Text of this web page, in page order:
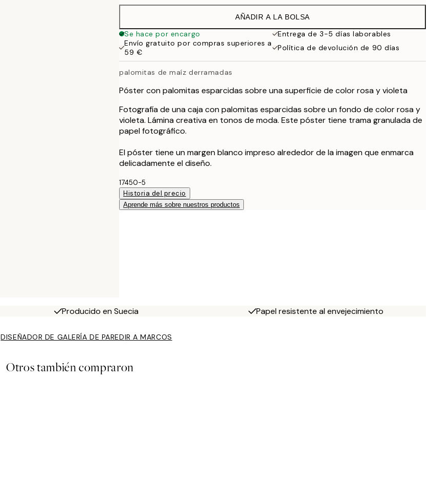
32,45 €
AÑADIR A LA BOLSA
Se hace por encargo
Entrega de 3-5 días laborables
Envío gratuito por compras superiores a
59 €
Política de devolución de 90 días
palomitas de maíz derramadas
Póster con palomitas esparcidas sobre una superficie de color rosa y violeta
Fotografía de una caja con palomitas esparcidas sobre un fondo de color rosa y
violeta. Lámina creativa en tonos de moda. Este póster tiene trama granulada de
papel fotográfico.
El póster tiene un margen blanco impreso alrededor de la imagen que enmarca
delicadamente el diseño.
17450-5
Historia del precio
Aprende más sobre nuestros productos
Producido en Suecia Papel resistente al envejecimiento
DISEÑADOR DE GALERÍA DE PAREDIR A MARCOS
Otros también compraron